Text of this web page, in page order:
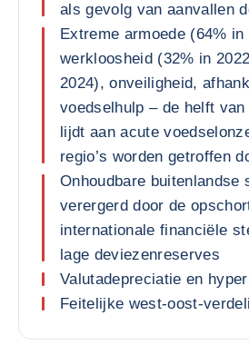
als gevolg van aanvallen
Extreme armoede (64% in
werkloosheid (32% in
2024), onveiligheid,
voedselhulp – de helft
lijdt aan acute
regio’s worden getroffen
Onhoudbare buitenlandse
verergerd door de
internationale financiële
lage deviezenreserves
Valutadepreciatie en
Feitelijke west-oost-